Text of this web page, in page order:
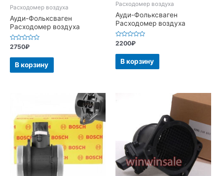
Расходомер воздуха
Ауди-Фольксваген
Расходомер воздуха
Оценка
0
из
2750₽
В корзину
Расходомер воздуха
Ауди-Фольксваген
Расходомер воздуха
Оценка
из
2200₽
В корзину